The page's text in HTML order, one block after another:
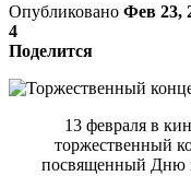
Опубликовано Фев 23,
4
Поделится
13 февраля в
торжественный
посвященный Дню